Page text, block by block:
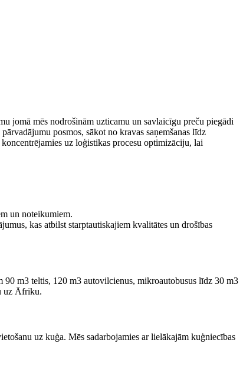
jomā mēs nodrošinām uzticamu un savlaicīgu preču piegādi
posmos, sākot no kravas saņemšanas līdz
uz loģistikas procesu optimizāciju, lai
un noteikumiem.
kas atbilst starptautiskajiem kvalitātes un drošības
m3 teltis, 120 m3 autovilcienus, mikroautobusus līdz 30 m3
uz Āfriku.
uz kuģa. Mēs sadarbojamies ar lielākajām kuģniecības